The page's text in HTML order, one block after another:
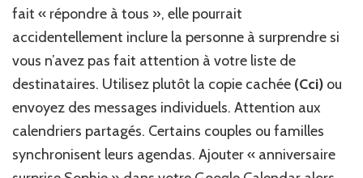
fait « répondre à tous », elle pourrait
accidentellement inclure la personne à surprendre si
vous n’avez pas fait attention à votre liste de
destinataires. Utilisez plutôt la copie cachée (Cci) ou
envoyez des messages individuels. Attention aux
calendriers partagés. Certains couples ou familles
synchronisent leurs agendas. Ajouter « anniversaire